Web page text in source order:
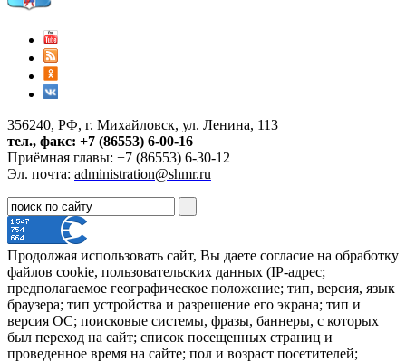
356240, РФ, г. Михайловск, ул. Ленина, 113
тел., факс: +7 (86553) 6-00-16
Приёмная главы: +7 (86553) 6-30-12
Эл. почта: administration@shmr.ru
Продолжая использовать сайт, Вы даете согласие на обработку
файлов cookie, пользовательских данных (IP-адрес;
предполагаемое географическое положение; тип, версия, язык
браузера; тип устройства и разрешение его экрана; тип и
версия ОС; поисковые системы, фразы, баннеры, с которых
был переход на сайт; список посещенных страниц и
проведенное время на сайте; пол и возраст посетителей;